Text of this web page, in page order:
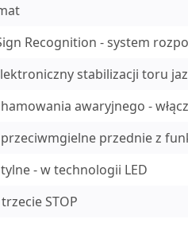
Recognition - system
stabilizacji toru
hamowania awaryjnego -
przeciwmgielne przednie z
tylne - w technologii LED
STOP